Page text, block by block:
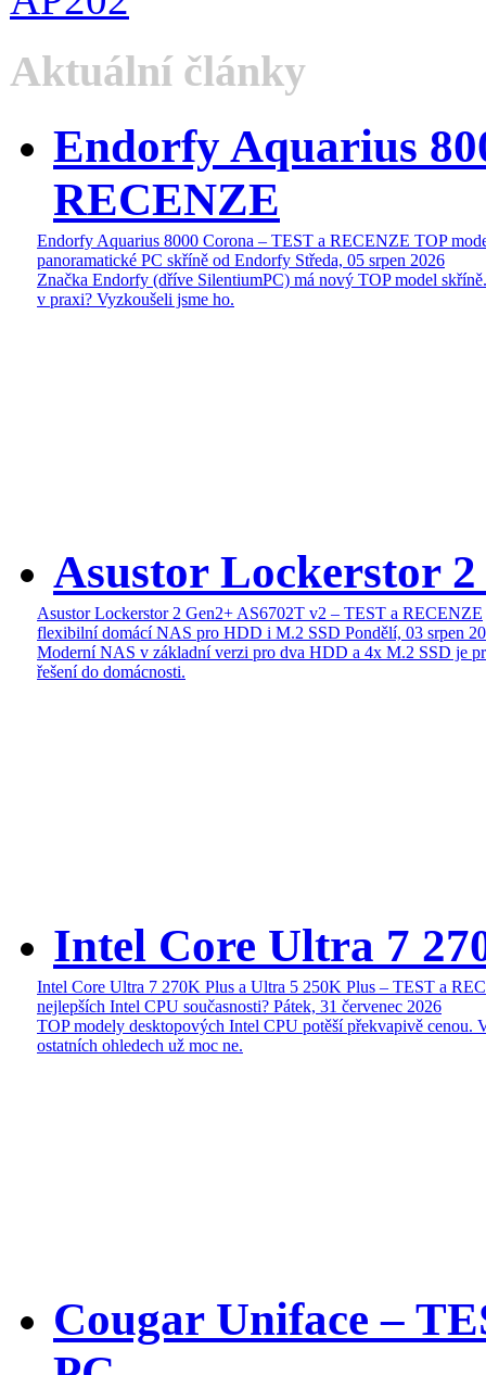
Aktuální články
Endorfy Aquarius
RECENZE
Endorfy Aquarius 8000 Corona – TEST a RECENZE TOP
panoramatické PC skříně od Endorfy Středa, 05 srpen 2026
Značka Endorfy (dříve SilentiumPC) má nový TOP model
v praxi? Vyzkoušeli jsme ho.
Asustor Lockerstor
Asustor Lockerstor 2 Gen2+ AS6702T v2 – TEST a RECENZE
flexibilní domácí NAS pro HDD i M.2 SSD Pondělí, 03 srpen
Moderní NAS v základní verzi pro dva HDD a 4x M.2 SSD je
řešení do domácnosti.
Intel Core Ultra 7
Intel Core Ultra 7 270K Plus a Ultra 5 250K Plus – TEST a
nejlepších Intel CPU současnosti? Pátek, 31 červenec 2026
TOP modely desktopových Intel CPU potěší překvapivě cenou.
ostatních ohledech už moc ne.
Cougar Uniface –